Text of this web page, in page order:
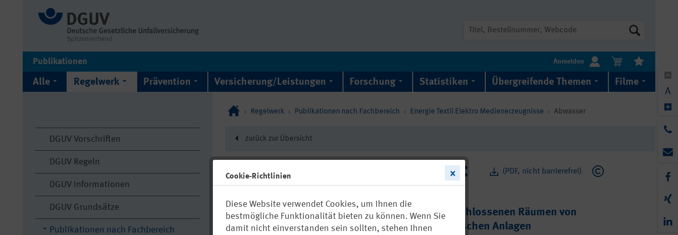
Publikationen Anmelden
Alle Regelwerk Prävention Versicherung/Leistungen Forschung Statistiken Übergreifende Themen Filme
DGUV Vorschriften
DGUV Regeln
DGUV Informationen
DGUV Grundsätze
Publikationen nach Fachbereich
Regelwerk Publikationen nach Fachbereich Energie Textil Elektro Medienerzeugnisse Abwasser
zurück zur Übersicht
(PDF, nicht barrierefrei)
Arbeiten in umschlossenen Räumen von
abwassertechnischen Anlagen
A
Cookie-Richtlinien
Diese Website verwendet Cookies, um Ihnen die
bestmögliche Funktionalität bieten zu können. Wenn Sie
damit nicht einverstanden sein sollten, stehen Ihnen